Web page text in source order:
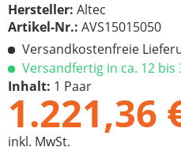
Hersteller: Altec
Artikel-Nr.: AVS15015050
Versandkostenfreie
Versandfertig in ca. 12 bis
Inhalt: 1 Paar
1.221,36
inkl. MwSt.